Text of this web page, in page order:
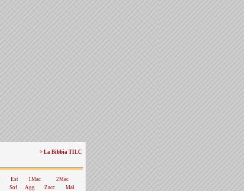
> La Bibbia TILC
Est 1Mac
2Mac
Sof Agg Zacc Mal